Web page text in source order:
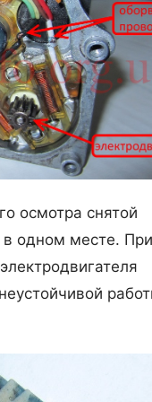
осмотра снятой
в одном месте. При